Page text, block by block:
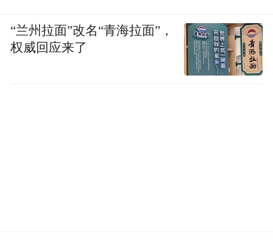
“兰州拉面”改名“青海拉面”，
权威回应来了